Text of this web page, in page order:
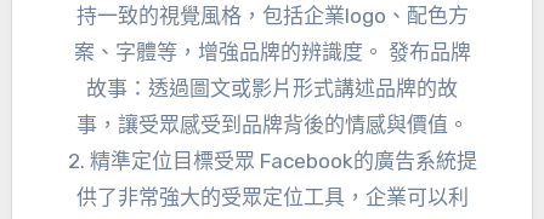
持一致的視覺風格，包括企業logo、配色方
案、字體等，增強品牌的辨識度。 發布品牌
故事：透過圖文或影片形式講述品牌的故
事，讓受眾感受到品牌背後的情感與價值。
2. 精準定位目標受眾 Facebook的廣告系統提
供了非常強大的受眾定位工具，企業可以利